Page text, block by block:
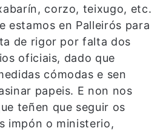
corzo, teixugo, etc.
estamos en Palleirós para
de rigor por falta dos
oficiais, dado que
cómodas e sen
papeis. E non nos
teñen que seguir os
impón o ministerio,